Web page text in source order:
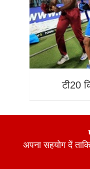
टी20
अपना सहयोग दें